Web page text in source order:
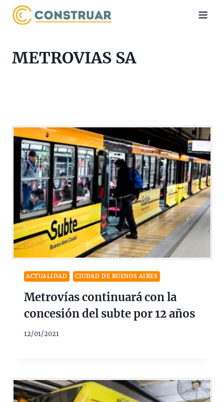
Saltar
METROVIAS SA
ACTUALIDAD CIUDAD DE BUENOS AIRES
Metrovías continuará con la
concesión del subte por 12 años
12/01/2021